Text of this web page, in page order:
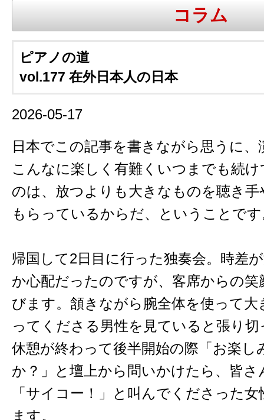
ロサンゼルスの求人、クラシファイド、地元情報など
日刊サンはロサンゼルスの日本語新
更新、求人、クラシファイドは毎週木
コラム
ピアノの道
vol.177 在外日本人の日本
2026-05-17
日本でこの記事を書きながら思うに
こんなに楽しく有難くいつまでも続
のは、放つよりも大きなものを聴き
もらっているからだ、ということで
帰国して2日目に行った独奏会。時差
か心配だったのですが、客席からの
びます。頷きながら腕全体を使って大
ってくださる男性を見ていると張り
休憩が終わって後半開始の際「お楽し
か？」と壇上から問いかけたら、皆
「サイコー！」と叫んでくださった
ます。